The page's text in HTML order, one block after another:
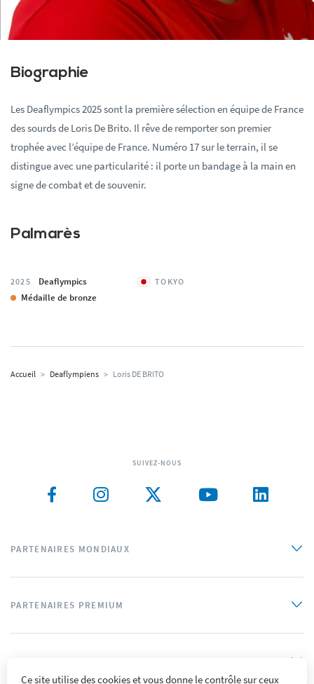
Biographie
Les Deaflympics 2025 sont la première sélection en équipe de France
des sourds de Loris De Brito. Il rêve de remporter son premier
trophée avec l’équipe de France. Numéro 17 sur le terrain, il se
distingue avec une particularité : il porte un bandage à la main en
signe de combat et de souvenir.
Palmarès
2025 Deaflympics TOKYO
Médaille de bronze
Accueil > Deaflympiens > Loris DE BRITO
SUIVEZ-NOUS
PARTENAIRES MONDIAUX
PARTENAIRES PREMIUM
Ce site utilise des cookies et vous donne le contrôle sur ceux